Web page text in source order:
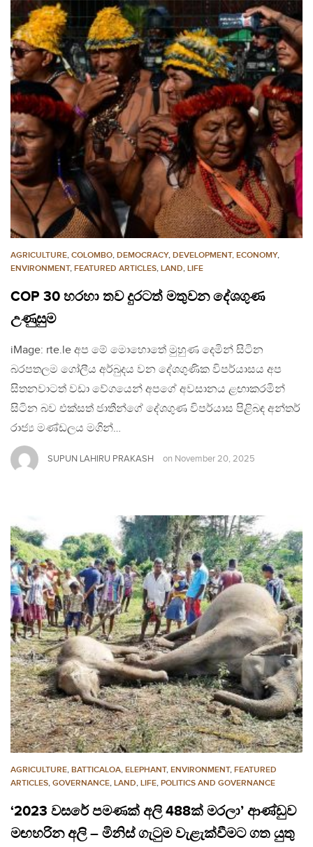
AGRICULTURE, COLOMBO, DEMOCRACY, DEVELOPMENT, ECONOMY,
ENVIRONMENT, FEATURED ARTICLES, LAND, LIFE
COP 30 හරහා තව දුරටත් මතුවන දේශගුණ
උණුසුම
iMage: rte.le අප මේ මොහොතේ මුහුණ දෙමින් සිටින
බරපතලම ගෝලීය අර්බුදය වන දේශගුණික විපර්යාසය අප
සිතනවාටත් වඩා වේගයෙන් අපගේ අවසානය ළඟාකරමින්
සිටින බව එක්සත් ජාතීන්ගේ දේශගුණ විපර්යාස පිළිබඳ අන්තර්
රාජ්‍ය මණ්ඩලය මගින්…
SUPUN LAHIRU PRAKASH on November 20, 2025
AGRICULTURE, BATTICALOA, ELEPHANT, ENVIRONMENT, FEATURED
ARTICLES, GOVERNANCE, LAND, LIFE, POLITICS AND GOVERNANCE
‘2023 වසරේ පමණක් අලි 488ක් මරලා’ ආණ්ඩුව
මඟහරින අලි – මිනිස් ගැටුම වැළැක්වීමට ගත යුතු